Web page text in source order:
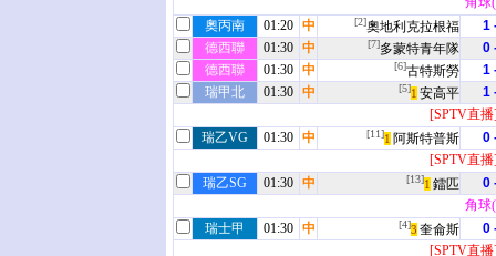
奧丙南
01:20 中 [2]奧地利克拉根福
1
德西聯
01:30 中 [7]多蒙特青年隊
0
德西聯
01:30 中 [6]古特斯勞
1
瑞甲北
01:30 中 [5]1 安高平
1
[SPTV直
瑞乙VG
01:30 中 [11]1 阿斯特普斯
0
[SPTV直
瑞乙SG
01:30 中 [13]1 鐳匹
0
角球
瑞士甲
01:30 中 [4]3 奎侖斯
0
[SPTV直